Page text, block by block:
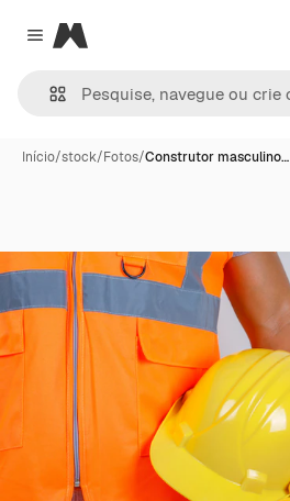
Close menu
Magnific
Início/stock/Fotos/Construtor masculino…